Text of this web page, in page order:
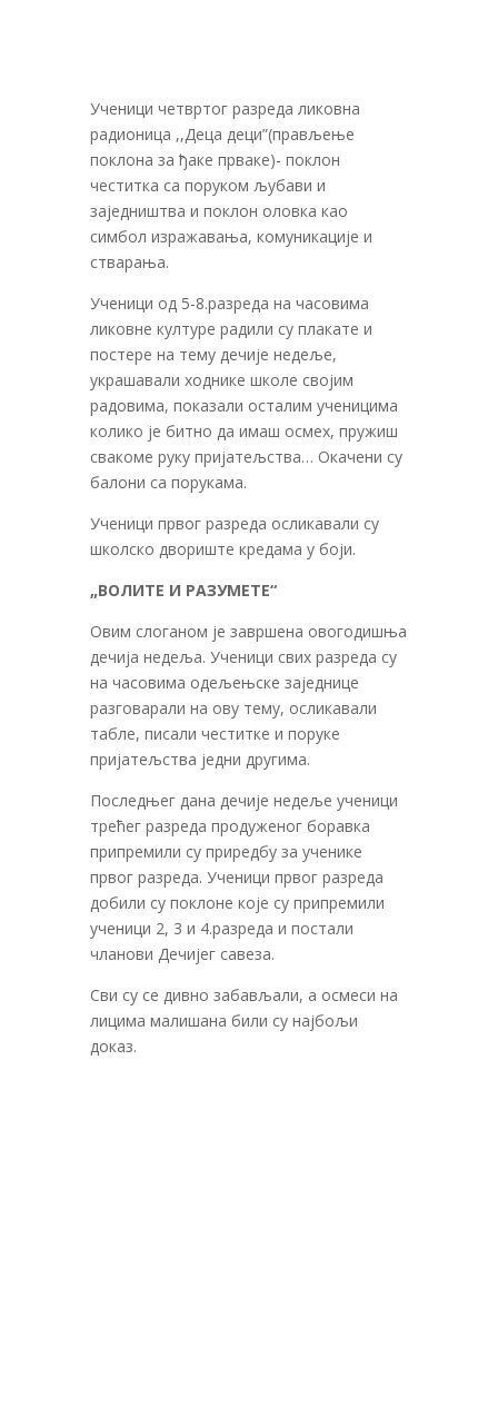
Ученици четвртог разреда ликовна
радионица ,,Деца деци”(прављење
поклона за ђаке прваке)- поклон
честитка са поруком љубави и
заједништва и поклон оловка као
симбол изражавања, комуникације и
стварања.
Ученици од 5-8.разреда на часовима
ликовне културе радили су плакате и
постере на тему дечије недеље,
украшавали ходнике школе својим
радовима, показали осталим ученицима
колико је битно да имаш осмех, пружиш
свакоме руку пријатељства… Окачени су
балони са порукама.
Ученици првог разреда осликавали су
школско двориште кредама у боји.
„ВОЛИТЕ И РАЗУМЕТЕ“
Овим слоганом је завршена овогодишња
дечија недеља. Ученици свих разреда су
на часовима одељењске заједнице
разговарали на ову тему, осликавали
табле, писали честитке и поруке
пријатељства једни другима.
Последњег дана дечије недеље ученици
трећег разреда продуженог боравка
припремили су приредбу за ученике
првог разреда. Ученици првог разреда
добили су поклоне које су припремили
ученици 2, 3 и 4.разреда и постали
чланови Дечијег савеза.
Сви су се дивно забављали, а осмеси на
лицима малишана били су најбољи
доказ.